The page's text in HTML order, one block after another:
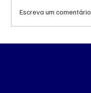
Escreva um comentário